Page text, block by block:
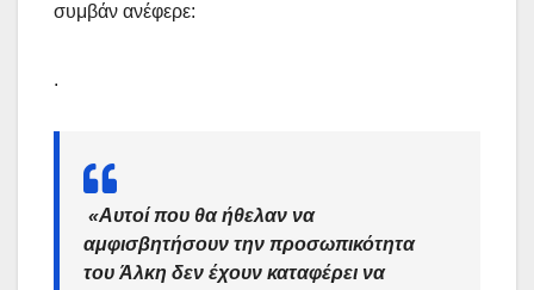
συμβάν ανέφερε:
.
«Αυτοί που θα ήθελαν να
αμφισβητήσουν την προσωπικότητα
του Άλκη δεν έχουν καταφέρει να